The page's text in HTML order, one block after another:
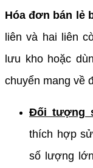
Hóa đơn bán lẻ
liên và hai liên
lưu kho hoặc
chuyển mang về
Đối tượng
thích hợp
số lượng